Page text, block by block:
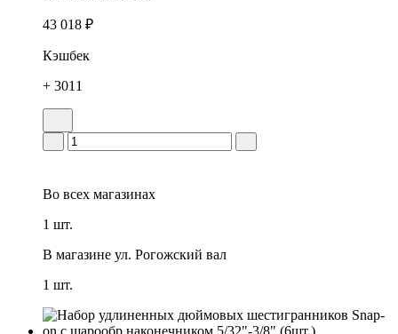
43 018 ₽
Кэшбек
+ 3011
Во всех магазинах
1 шт.
В магазине ул. Рогожский вал
1 шт.